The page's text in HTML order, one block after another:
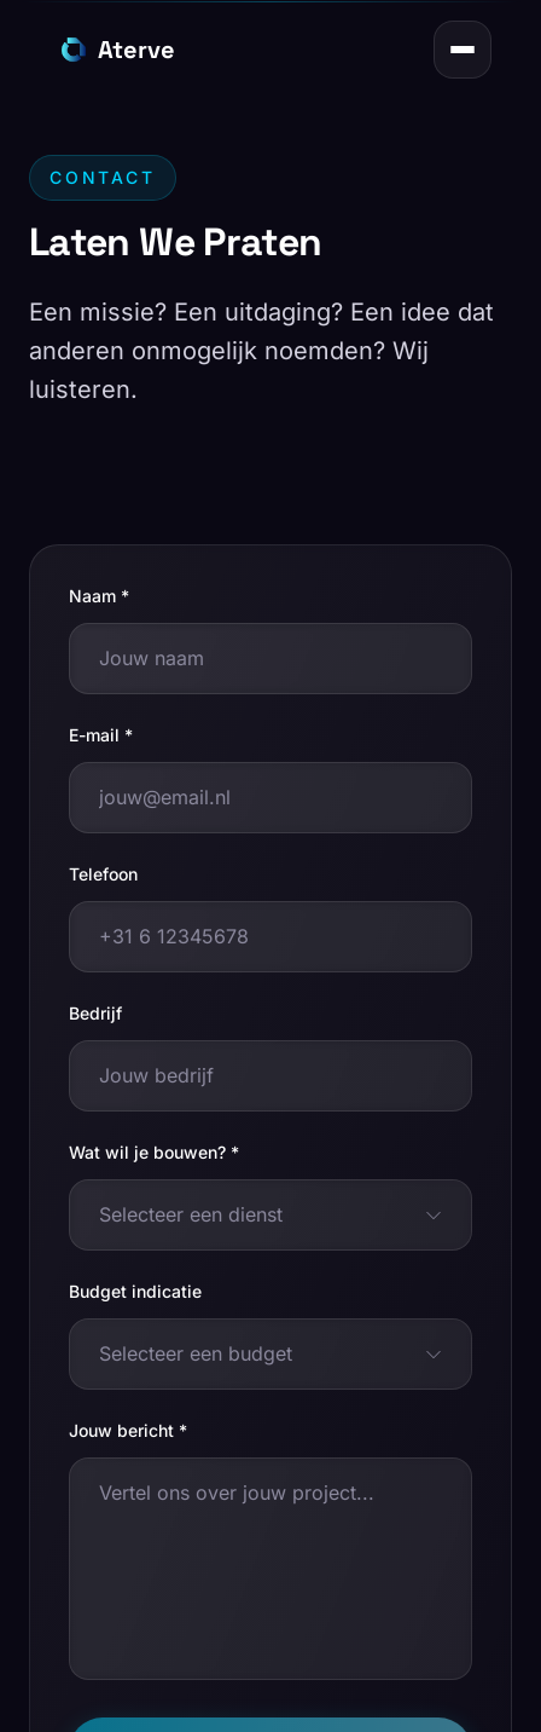
Aterve
Diensten
Projecten
Over Ons
Inzichten
Taal: Nederlands English
CONTACT
Laten We Praten
Een missie? Een uitdaging? Een idee dat
anderen onmogelijk noemden? Wij
luisteren.
Naam *
E-mail *
Telefoon
Bedrijf
Wat wil je bouwen? *
Selecteer een dienst
Budget indicatie
Selecteer een budget
Jouw bericht *